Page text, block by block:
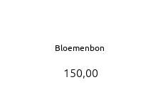
Bloemenbon
150,00